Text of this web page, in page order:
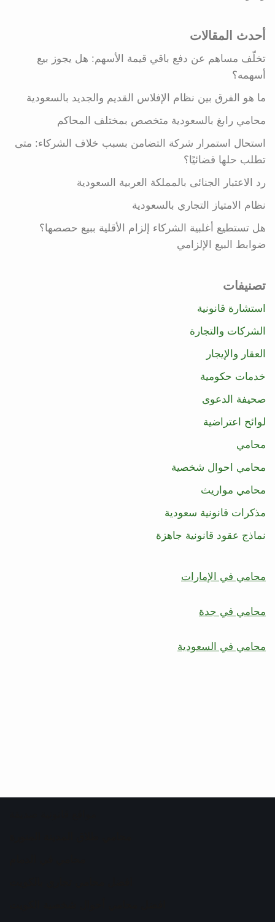
أحدث المقالات
تخلّف مساهم عن دفع باقي قيمة الأسهم: هل يجوز بيع
أسهمه؟
ما هو الفرق بين نظام الإفلاس القديم والجديد بالسعودية
محامي رابغ بالسعودية متخصص بمختلف المحاكم
استحال استمرار شركة التضامن بسبب خلاف الشركاء: متى
تطلب حلها قضائيًا؟
رد الاعتبار الجنائى بالمملكة العربية السعودية
نظام الامتياز التجاري بالسعودية
هل تستطيع أغلبية الشركاء إلزام الأقلية ببيع حصصها؟
ضوابط البيع الإلزامي
تصنيفات
استشارة قانونية
الشركات والتجارة
العقار والإيجار
خدمات حكومية
صحيفة الدعوى
لوائح اعتراضية
محامي
محامي احوال شخصية
محامي مواريث
مذكرات قانونية سعودية
نماذج عقود قانونية جاهزة
محامي في الإمارات
محامي في جدة
محامي في السعودية